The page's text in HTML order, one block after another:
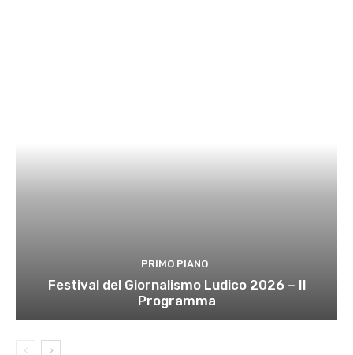
PRIMO PIANO
Festival del Giornalismo Ludico 2026 – Il
Programma